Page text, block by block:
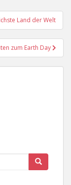
Land der Welt
zum Earth Day